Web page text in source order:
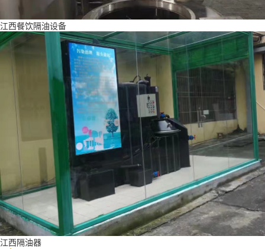
江西餐饮隔油设备
江西隔油器